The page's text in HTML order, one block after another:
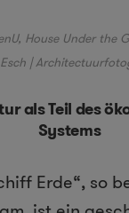
House Under the
|
als Teil des
Systems
Erde“, so